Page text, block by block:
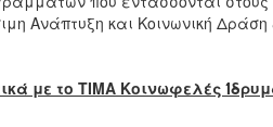
Ανάπτυξη και Κοινωνική
με το ΤΙΜΑ Κοινωφελές